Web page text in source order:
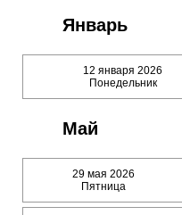
Январь
12 января 2026
Понедельник
Май
29 мая 2026
Пятница